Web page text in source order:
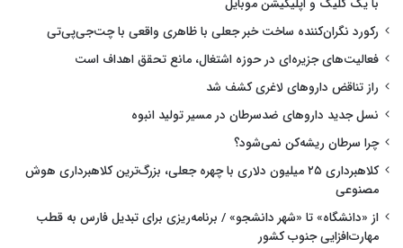
با یک کلیک و اپلیکیشن موبایل
رکورد نگران‌کننده ساخت خبر جعلی با ظاهری واقعی با چت‌جی‌پی‌تی
فعالیت‌های جزیره‌ای در حوزه اشتغال، مانع تحقق اهداف است
راز تناقض داروهای لاغری کشف شد
نسل جدید داروهای ضدسرطان در مسیر تولید انبوه
چرا سرطان ریشه‌کن نمی‌شود؟
کلاهبرداری ۲۵ میلیون دلاری با چهره جعلی، بزرگ‌ترین کلاهبرداری هوش
مصنوعی
از «دانشگاه» تا «شهر دانشجو» / برنامه‌ریزی برای تبدیل فارس به قطب
مهارت‌افزایی جنوب کشور